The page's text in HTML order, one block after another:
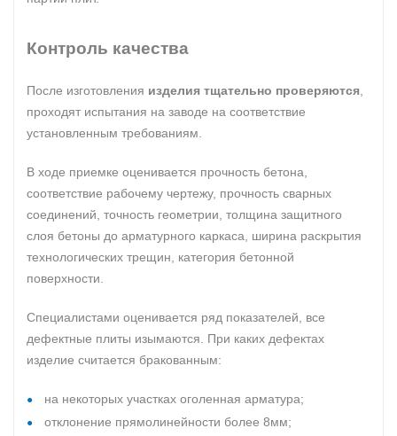
Контроль качества
После изготовления изделия тщательно проверяются
проходят испытания на заводе на соответствие
установленным требованиям.
В ходе приемке оценивается прочность бетона,
соответствие рабочему чертежу, прочность сварных
соединений, точность геометрии, толщина защитного
слоя бетоны до арматурного каркаса, ширина раскрытия
технологических трещин, категория бетонной
поверхности.
Специалистами оценивается ряд показателей, все
дефектные плиты изымаются. При каких дефектах
изделие считается бракованным:
на некоторых участках оголенная арматура;
отклонение прямолинейности более 8мм;